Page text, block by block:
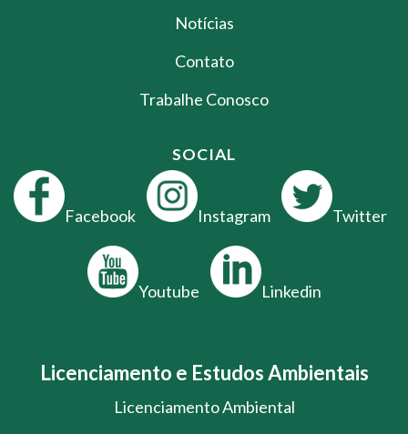
Notícias
Contato
Trabalhe Conosco
SOCIAL
Facebook Instagram Twitter
Youtube Linkedin
Licenciamento e Estudos Ambientais
Licenciamento Ambiental